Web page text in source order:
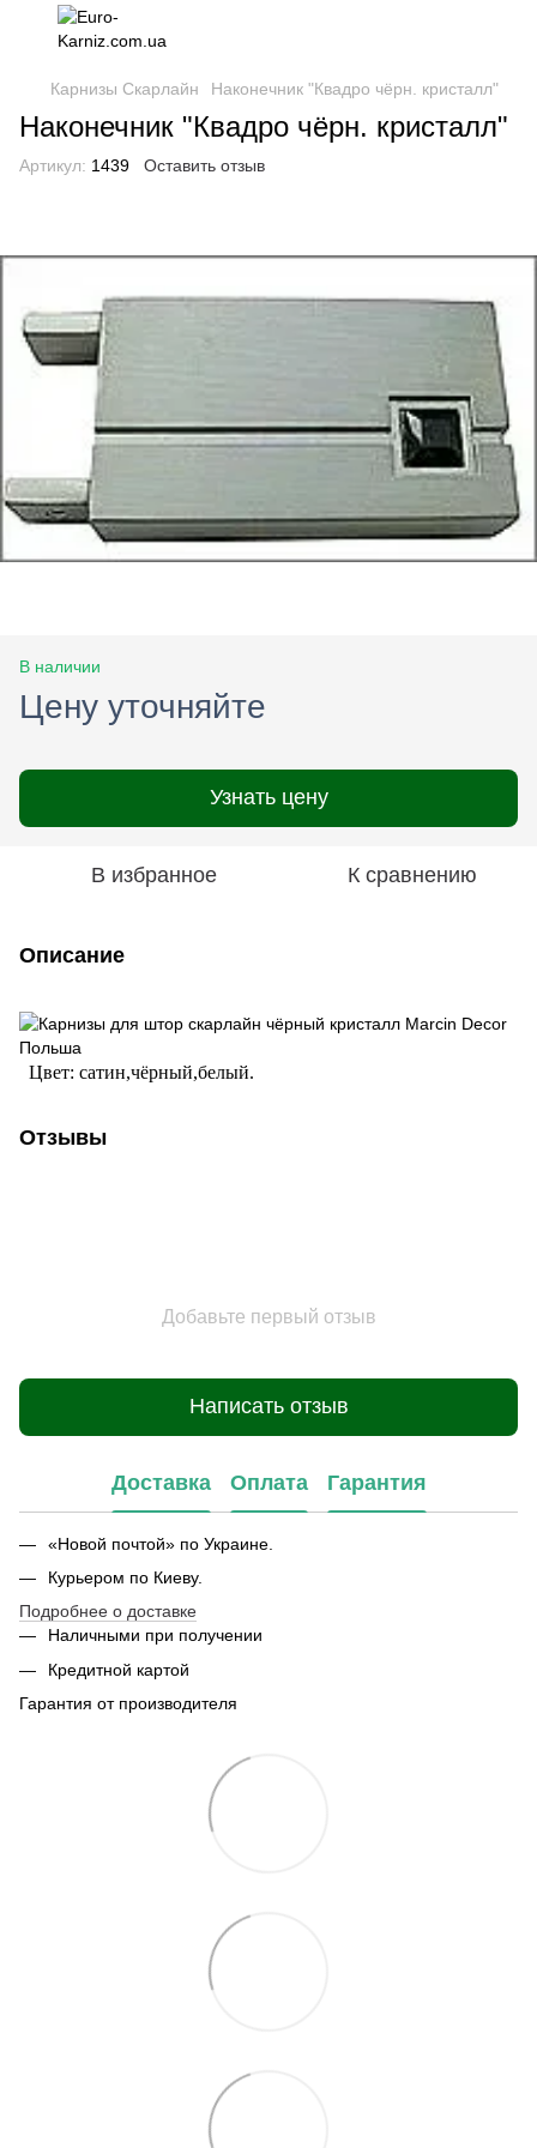
Карнизы Скарлайн Наконечник "Квадро чёрн. кристалл"
Наконечник "Квадро чёрн. кристалл"
Артикул: 1439 Оставить отзыв
В наличии
Цену уточняйте
Узнать цену
В избранное К сравнению
Описание
Цвет: сатин,чёрный,белый.
Отзывы
Добавьте первый отзыв
Написать отзыв
Доставка Оплата Гарантия
«Новой почтой» по Украине.
Курьером по Киеву.
Подробнее о доставке
Наличными при получении
Кредитной картой
Гарантия от производителя